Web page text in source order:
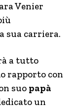
Venier
sua carriera.
a tutto
rapporto con
suo papà
un